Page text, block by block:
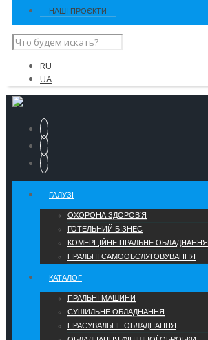
НАШІ ПРОЄКТИ
RU
UA
ГАЛУЗІ
ОХОРОНА ЗДОРОВ’Я
ГОТЕЛЬНИЙ БІЗНЕС
КОМЕРЦІЙНЕ ПРАЛЬНЕ ОБЛАДНАННЯ
ПРАЛЬНІ САМООБСЛУГОВУВАННЯ
КАТАЛОГ
ПРАЛЬНІ МАШИНИ
СУШИЛЬНЕ ОБЛАДНАННЯ
ПРАСУВАЛЬНЕ ОБЛАДНАННЯ